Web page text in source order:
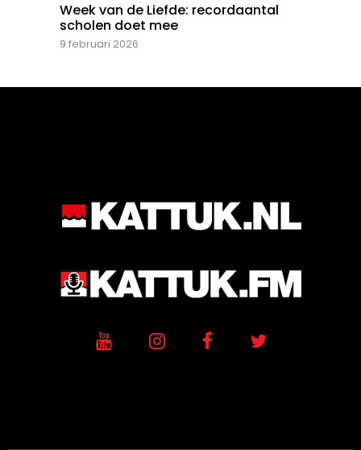
Week van de Liefde: recordaantal
scholen doet mee
9 februari 2026